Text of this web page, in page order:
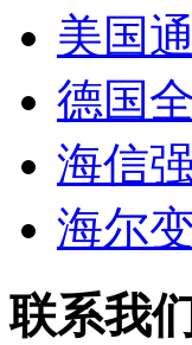
美国
德国
海信
海尔
联系我们